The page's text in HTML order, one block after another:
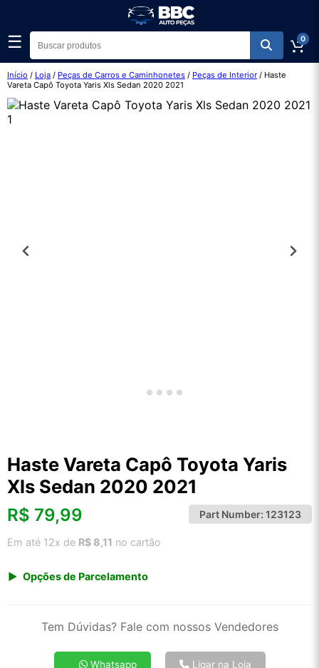
☰ 0
Início / Loja / Peças de Carros e Caminhonetes / Peças de Interior / Haste
Vareta Capô Toyota Yaris Xls Sedan 2020 2021
Haste Vareta Capô Toyota Yaris
Xls Sedan 2020 2021
R$ 79,99 Part Number: 123123
Em até 12x de R$ 8,11 no cartão
Opções de Parcelamento
2x de R$ 43,05
4x de R$ 22,17
Tem Dúvidas? Fale com nossos Vendedores
Whatsapp Ligar na Loja